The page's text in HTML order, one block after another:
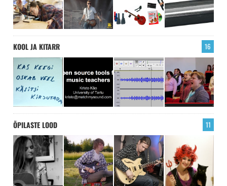
KOOL JA KITARR 16
ÕPILASTE LOOD 11